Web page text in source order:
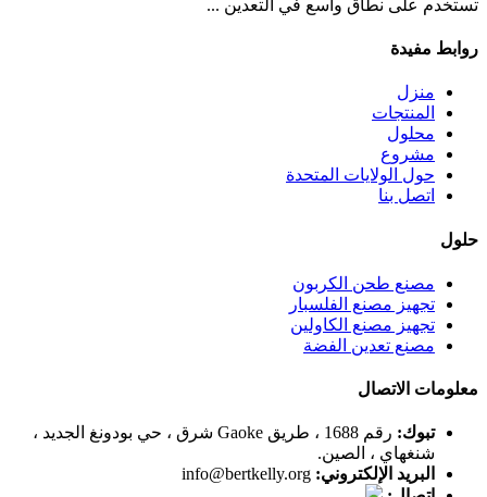
تستخدم على نطاق واسع في التعدين ...
روابط مفيدة
منزل
المنتجات
محلول
مشروع
حول الولايات المتحدة
اتصل بنا
حلول
مصنع طحن الكربون
تجهيز مصنع الفلسبار
تجهيز مصنع الكاولين
مصنع تعدين الفضة
معلومات الاتصال
تبوك:
رقم 1688 ، طريق Gaoke شرق ، حي بودونغ الجديد ،
شنغهاي ، الصين.
البريد الإلكتروني: info@bertkelly.org